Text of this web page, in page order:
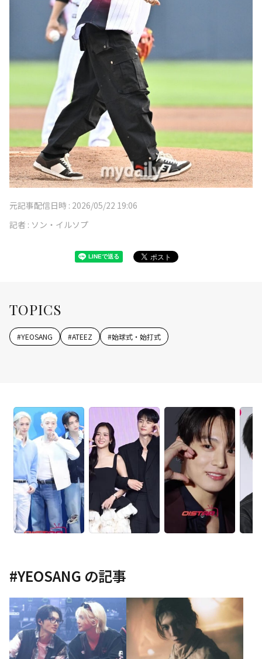
元記事配信日時 : 2026/05/22 19:06
記者 : ソン・イルソプ
TOPICS
#YEOSANG #ATEEZ #始球式・始打式
#YEOSANG の記事